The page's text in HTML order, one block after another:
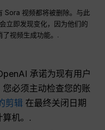
Sora 视频都将被删除。与此
立即发现变化，因为他们的
视频生成功能。.
承诺为现有用户
必须主动检查您的账
剪辑 在最终关闭日期
算机。.